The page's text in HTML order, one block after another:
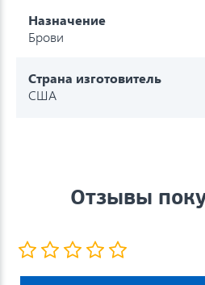
Назначение
Брови
Страна изготовитель
США
Отзывы